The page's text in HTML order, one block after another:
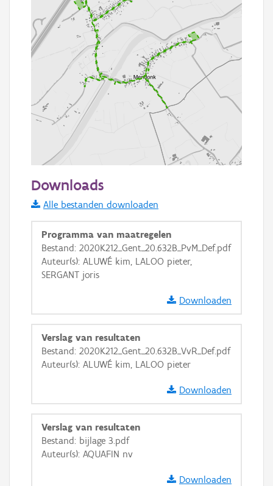
Informatie Vlaanderen
i
+ −
Basis Lagen
Ortho
GRB-Basiskaart in grijswaarden
Downloads
Alle bestanden downloaden
Programma van maatregelen
Bestand: 2020K212_Gent_20.632B_PvM_Def.pdf
Auteur(s): ALUWÉ kim, LALOO pieter,
SERGANT joris
Downloaden
Verslag van resultaten
Bestand: 2020K212_Gent_20.632B_VvR_Def.pdf
Auteur(s): ALUWÉ kim, LALOO pieter
Downloaden
Verslag van resultaten
Bestand: bijlage 3.pdf
Auteur(s): AQUAFIN nv
Downloaden